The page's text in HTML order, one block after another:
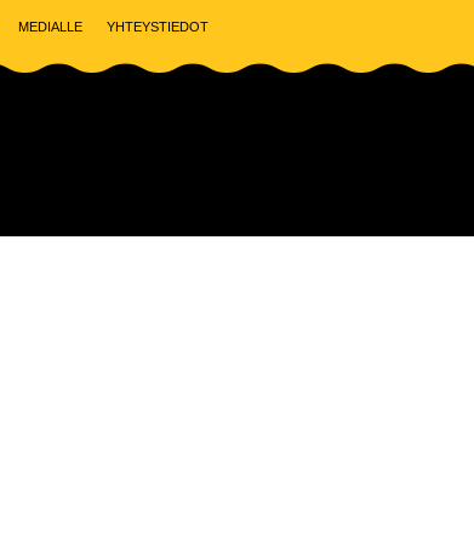
YHTEYSTIEDOT
MEDIALLE